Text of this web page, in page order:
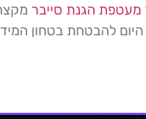
מעטפת הגנת סייבר
היום להבטחת בטחון